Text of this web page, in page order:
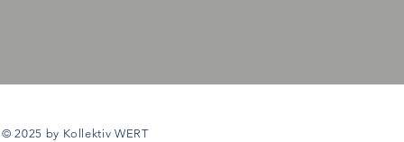
© 2025 by Kollektiv WERT